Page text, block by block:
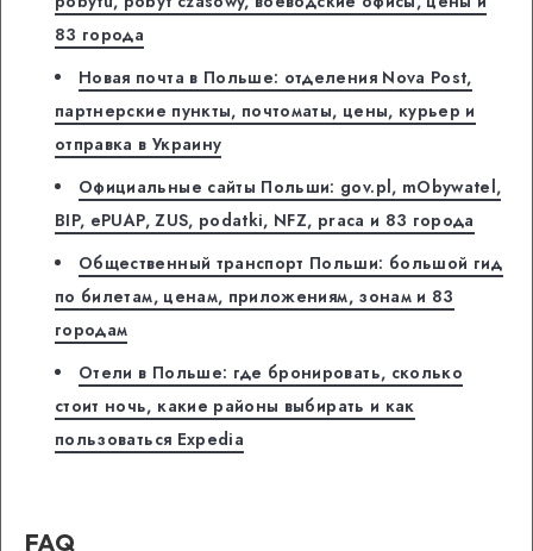
83 города
Новая почта в Польше: отделения Nova Post,
партнерские пункты, почтоматы, цены, курьер и
отправка в Украину
Официальные сайты Польши: gov.pl, mObywatel,
BIP, ePUAP, ZUS, podatki, NFZ, praca и 83 города
Общественный транспорт Польши: большой гид
по билетам, ценам, приложениям, зонам и 83
городам
Отели в Польше: где бронировать, сколько
стоит ночь, какие районы выбирать и как
пользоваться Expedia
FAQ